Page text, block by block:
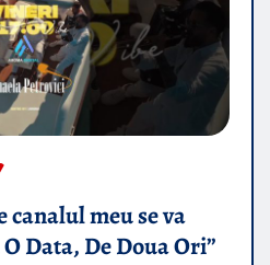
canalul meu se va
Data, De Doua Ori”